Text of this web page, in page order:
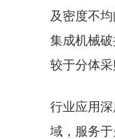
及密度不
集成机械
较于分体采
行业应用深
域，服务